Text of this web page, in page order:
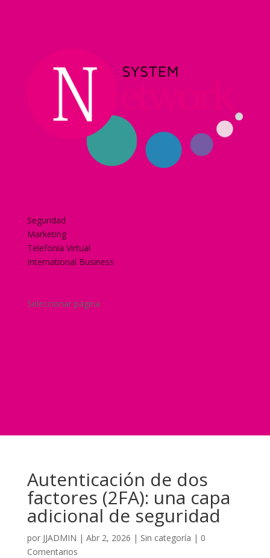
Seguridad
Marketing
Telefonía Virtual
International Business
Seleccionar página
Autenticación de dos
factores (2FA): una capa
adicional de seguridad
por JJADMIN | Abr 2, 2026 | Sin categoría | 0
Comentarios